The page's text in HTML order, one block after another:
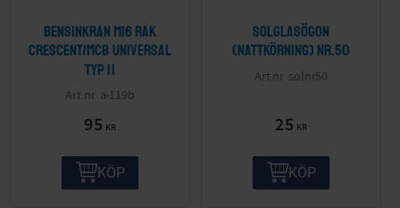
Bensinkran M16 Rak
Crescent/MCB Universal
Typ II
a-119b
95 KR
KÖP
Solglasögon
(nattkörning) nr.50
solnr50
25 KR
KÖP